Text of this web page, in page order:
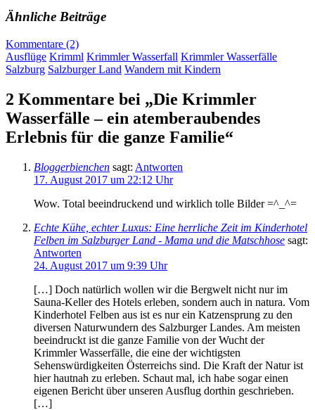
Ähnliche Beiträge
Kommentare (2)
Ausflüge Krimml Krimmler Wasserfall Krimmler Wasserfälle
Salzburg Salzburger Land Wandern mit Kindern
2 Kommentare bei „Die Krimmler
Wasserfälle – ein atemberaubendes
Erlebnis für die ganze Familie“
Bloggerbienchen sagt: Antworten
17. August 2017 um 22:12 Uhr
Wow. Total beeindruckend und wirklich tolle Bilder =^_^=
Echte Kühe, echter Luxus: Eine herrliche Zeit im Kinderhotel
Felben im Salzburger Land - Mama und die Matschhose sagt:
Antworten
24. August 2017 um 9:39 Uhr
[…] Doch natürlich wollen wir die Bergwelt nicht nur im
Sauna-Keller des Hotels erleben, sondern auch in natura. Vom
Kinderhotel Felben aus ist es nur ein Katzensprung zu den
diversen Naturwundern des Salzburger Landes. Am meisten
beeindruckt ist die ganze Familie von der Wucht der
Krimmler Wasserfälle, die eine der wichtigsten
Sehenswürdigkeiten Österreichs sind. Die Kraft der Natur ist
hier hautnah zu erleben. Schaut mal, ich habe sogar einen
eigenen Bericht über unseren Ausflug dorthin geschrieben.
[…]